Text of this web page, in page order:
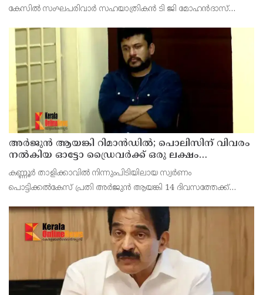
കേസില്‍ സംഘപരിവാര്‍ സഹയാത്രികന്‍ ടി ജി മോഹന്‍ദാസ്
അര്‍ജുന്‍ ആയങ്കി റിമാന്‍ഡില്‍; പൊലിസിന് വിവരം
നൽകിയ ഓട്ടോ ഡ്രൈവർക്ക് ഒരു ലക്ഷം
പാരിതോഷികം നൽകുമെന്ന് മന്ത്രി
കണ്ണൂർ താളിക്കാവിൽ നിന്നുംപിടിയിലായ സ്വർണം
പൊട്ടിക്കൽകേസ് പ്രതി അര്‍ജുന്‍ ആയങ്കി 14 ദിവസത്തേക്ക്
മജിസ്‌ട്രേറ്റാണ് റിമാൻഡ് ചെയ്തത് പ്രതിയെ തലശേരി സബ്
ജയില